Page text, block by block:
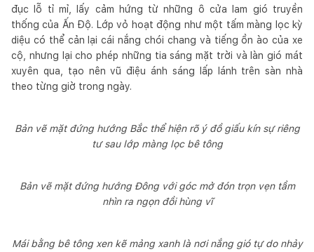
đục lỗ tỉ mỉ, lấy cảm hứng từ những ô cửa lam gió truyền
thống của Ấn Độ. Lớp vỏ hoạt động như một tấm màng lọc kỳ
diệu có thể cản lại cái nắng chói chang và tiếng ồn ào của xe
cộ, nhưng lại cho phép những tia sáng mặt trời và làn gió mát
xuyên qua, tạo nên vũ điệu ánh sáng lấp lánh trên sàn nhà
theo từng giờ trong ngày.
Bản vẽ mặt đứng hướng Bắc thể hiện rõ ý đồ giấu kín sự riêng
tư sau lớp màng lọc bê tông
Bản vẽ mặt đứng hướng Đông với góc mở đón trọn vẹn tầm
nhìn ra ngọn đồi hùng vĩ
Mái bằng bê tông xen kẽ mảng xanh là nơi nắng gió tự do nhảy